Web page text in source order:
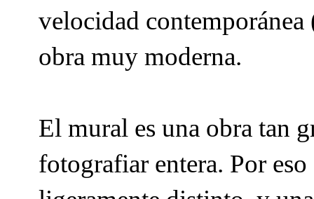
velocidad contemporánea
obra muy moderna.
El mural es una obra tan
fotografiar entera. Por